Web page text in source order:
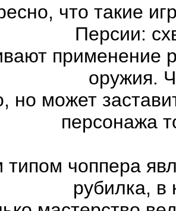
что такие
Персии:
оружия.
но может
персонажа
типом чоппера
рубилка, в